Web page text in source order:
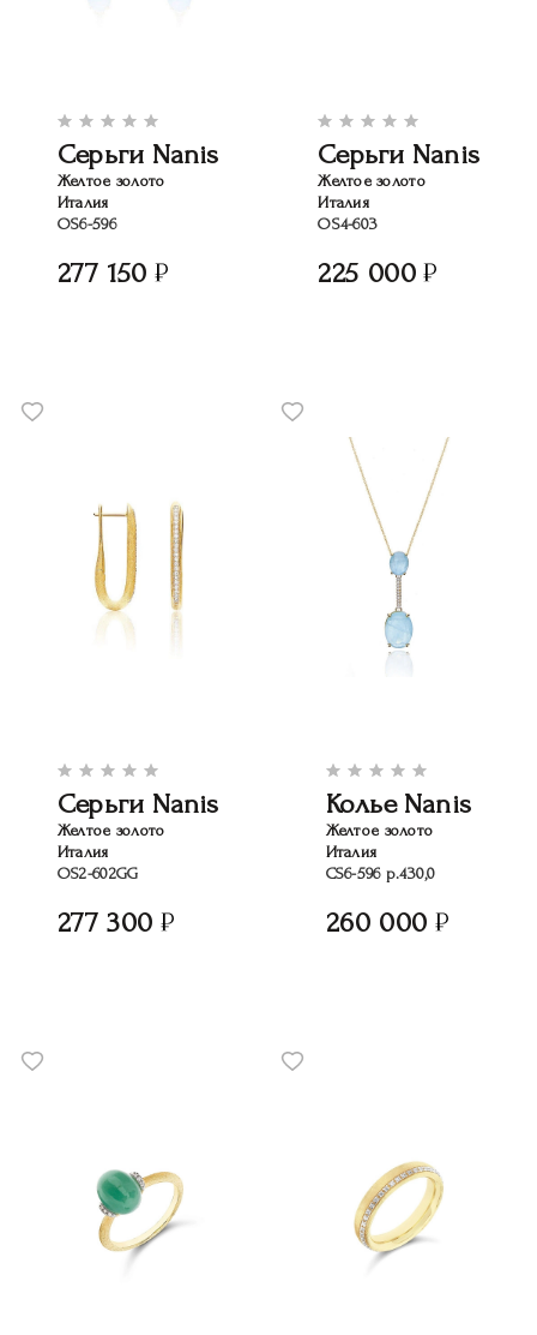
Серьги Nanis
Желтое золото
Италия
OS6-596
277 150
Серьги Nanis
Желтое золото
Италия
OS4-603
225 000
Серьги Nanis
Желтое золото
Италия
OS2-602GG
277 300
Колье Nanis
Желтое золото
Италия
CS6-596 р.430,0
260 000